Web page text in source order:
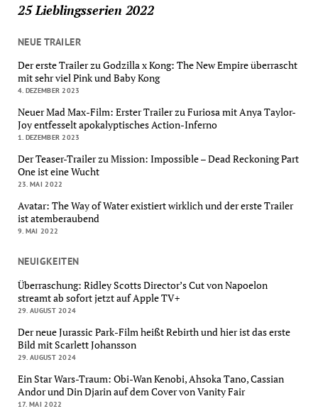
25 Lieblingsserien 2022
NEUE TRAILER
Der erste Trailer zu Godzilla x Kong: The New Empire überrascht
mit sehr viel Pink und Baby Kong
4. DEZEMBER 2023
Neuer Mad Max-Film: Erster Trailer zu Furiosa mit Anya Taylor-
Joy entfesselt apokalyptisches Action-Inferno
1. DEZEMBER 2023
Der Teaser-Trailer zu Mission: Impossible – Dead Reckoning Part
One ist eine Wucht
23. MAI 2022
Avatar: The Way of Water existiert wirklich und der erste Trailer
ist atemberaubend
9. MAI 2022
NEUIGKEITEN
Überraschung: Ridley Scotts Director’s Cut von Napoelon
streamt ab sofort jetzt auf Apple TV+
29. AUGUST 2024
Der neue Jurassic Park-Film heißt Rebirth und hier ist das erste
Bild mit Scarlett Johansson
29. AUGUST 2024
Ein Star Wars-Traum: Obi-Wan Kenobi, Ahsoka Tano, Cassian
Andor und Din Djarin auf dem Cover von Vanity Fair
17. MAI 2022